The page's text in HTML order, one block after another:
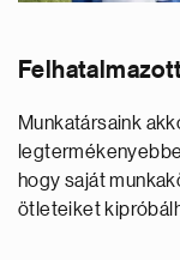
Munkatársaink
hogy saját
ötleteiket